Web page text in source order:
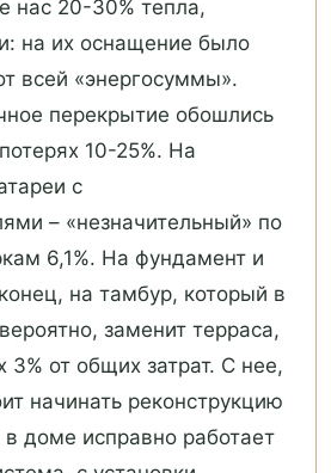
20-30% тепла,
на их оснащение было
всей «энергосуммы».
перекрытие обошлись
10-25%. На
с
– «незначительный» по
6,1%. На фундамент и
на тамбур, который в
заменит терраса,
от общих затрат. С нее,
начинать реконструкцию
доме исправно работает